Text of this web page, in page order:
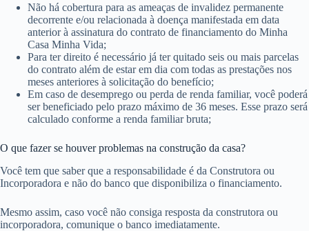
Não há cobertura para as ameaças de invalidez permanente
decorrente e/ou relacionada à doença manifestada em data
anterior à assinatura do contrato de financiamento do Minha
Casa Minha Vida;
Para ter direito é necessário já ter quitado seis ou mais parcelas
do contrato além de estar em dia com todas as prestações nos
meses anteriores à solicitação do benefício;
Em caso de desemprego ou perda de renda familiar, você poderá
ser beneficiado pelo prazo máximo de 36 meses. Esse prazo será
calculado conforme a renda familiar bruta;
O que fazer se houver problemas na construção da casa?
Você tem que saber que a responsabilidade é da Construtora ou
Incorporadora e não do banco que disponibiliza o financiamento.
Mesmo assim, caso você não consiga resposta da construtora ou
incorporadora, comunique o banco imediatamente.